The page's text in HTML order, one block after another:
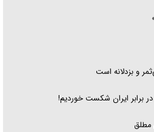
و بزدلانه است
برابر ایران شکست خوردیم!
مطلق